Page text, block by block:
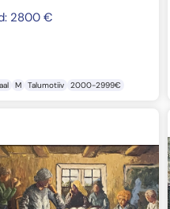
2800€
M Talumotiiv 2000-2999€